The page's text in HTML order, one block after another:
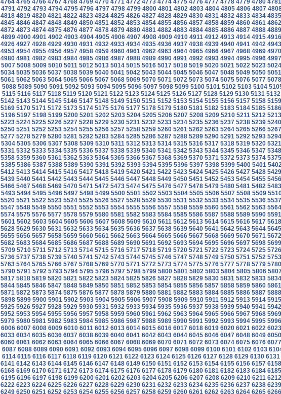
4764 4765 4766 4767 4768 4769 4770 4771 4772 4773 4774 4775 4776 4777 4778 4779 4780 4781
4791 4792 4793 4794 4795 4796 4797 4798 4799 4800 4801 4802 4803 4804 4805 4806 4807
4818 4819 4820 4821 4822 4823 4824 4825 4826 4827 4828 4829 4830 4831 4832 4833 4834 4835
4845 4846 4847 4848 4849 4850 4851 4852 4853 4854 4855 4856 4857 4858 4859 4860 4861 4862
4872 4873 4874 4875 4876 4877 4878 4879 4880 4881 4882 4883 4884 4885 4886 4887 4888 4889
4899 4900 4901 4902 4903 4904 4905 4906 4907 4908 4909 4910 4911 4912 4913 4914 4915 4916
4926 4927 4928 4929 4930 4931 4932 4933 4934 4935 4936 4937 4938 4939 4940 4941 4942 4943
4953 4954 4955 4956 4957 4958 4959 4960 4961 4962 4963 4964 4965 4966 4967 4968 4969 4970
4980 4981 4982 4983 4984 4985 4986 4987 4988 4989 4990 4991 4992 4993 4994 4995 4996 4997
5007 5008 5009 5010 5011 5012 5013 5014 5015 5016 5017 5018 5019 5020 5021 5022 5023 5024
5034 5035 5036 5037 5038 5039 5040 5041 5042 5043 5044 5045 5046 5047 5048 5049 5050 5051
5061 5062 5063 5064 5065 5066 5067 5068 5069 5070 5071 5072 5073 5074 5075 5076 5077 5078
5088 5089 5090 5091 5092 5093 5094 5095 5096 5097 5098 5099 5100 5101 5102 5103 5104
5115 5116 5117 5118 5119 5120 5121 5122 5123 5124 5125 5126 5127 5128 5129 5130 5131 5132
5142 5143 5144 5145 5146 5147 5148 5149 5150 5151 5152 5153 5154 5155 5156 5157 5158 5159
5169 5170 5171 5172 5173 5174 5175 5176 5177 5178 5179 5180 5181 5182 5183 5184 5185 5186
5196 5197 5198 5199 5200 5201 5202 5203 5204 5205 5206 5207 5208 5209 5210 5211 5212 5213
5223 5224 5225 5226 5227 5228 5229 5230 5231 5232 5233 5234 5235 5236 5237 5238 5239 5240
5250 5251 5252 5253 5254 5255 5256 5257 5258 5259 5260 5261 5262 5263 5264 5265 5266 5267
5277 5278 5279 5280 5281 5282 5283 5284 5285 5286 5287 5288 5289 5290 5291 5292 5293 5294
5304 5305 5306 5307 5308 5309 5310 5311 5312 5313 5314 5315 5316 5317 5318 5319 5320 5321
5331 5332 5333 5334 5335 5336 5337 5338 5339 5340 5341 5342 5343 5344 5345 5346 5347 5348
5358 5359 5360 5361 5362 5363 5364 5365 5366 5367 5368 5369 5370 5371 5372 5373 5374 5375
5385 5386 5387 5388 5389 5390 5391 5392 5393 5394 5395 5396 5397 5398 5399 5400 5401
5412 5413 5414 5415 5416 5417 5418 5419 5420 5421 5422 5423 5424 5425 5426 5427 5428 5429
5439 5440 5441 5442 5443 5444 5445 5446 5447 5448 5449 5450 5451 5452 5453 5454 5455 5456
5466 5467 5468 5469 5470 5471 5472 5473 5474 5475 5476 5477 5478 5479 5480 5481 5482 5483
5493 5494 5495 5496 5497 5498 5499 5500 5501 5502 5503 5504 5505 5506 5507 5508 5509
5520 5521 5522 5523 5524 5525 5526 5527 5528 5529 5530 5531 5532 5533 5534 5535 5536 5537
5547 5548 5549 5550 5551 5552 5553 5554 5555 5556 5557 5558 5559 5560 5561 5562 5563 5564
5574 5575 5576 5577 5578 5579 5580 5581 5582 5583 5584 5585 5586 5587 5588 5589 5590 5591
5601 5602 5603 5604 5605 5606 5607 5608 5609 5610 5611 5612 5613 5614 5615 5616 5617 5618
5628 5629 5630 5631 5632 5633 5634 5635 5636 5637 5638 5639 5640 5641 5642 5643 5644 5645
5655 5656 5657 5658 5659 5660 5661 5662 5663 5664 5665 5666 5667 5668 5669 5670 5671 5672
5682 5683 5684 5685 5686 5687 5688 5689 5690 5691 5692 5693 5694 5695 5696 5697 5698 5699
5709 5710 5711 5712 5713 5714 5715 5716 5717 5718 5719 5720 5721 5722 5723 5724 5725 5726
5736 5737 5738 5739 5740 5741 5742 5743 5744 5745 5746 5747 5748 5749 5750 5751 5752 5753
5763 5764 5765 5766 5767 5768 5769 5770 5771 5772 5773 5774 5775 5776 5777 5778 5779 5780
5790 5791 5792 5793 5794 5795 5796 5797 5798 5799 5800 5801 5802 5803 5804 5805 5806
5817 5818 5819 5820 5821 5822 5823 5824 5825 5826 5827 5828 5829 5830 5831 5832 5833 5834
5844 5845 5846 5847 5848 5849 5850 5851 5852 5853 5854 5855 5856 5857 5858 5859 5860 5861
5871 5872 5873 5874 5875 5876 5877 5878 5879 5880 5881 5882 5883 5884 5885 5886 5887 5888
5898 5899 5900 5901 5902 5903 5904 5905 5906 5907 5908 5909 5910 5911 5912 5913 5914 5915
5925 5926 5927 5928 5929 5930 5931 5932 5933 5934 5935 5936 5937 5938 5939 5940 5941 5942
5952 5953 5954 5955 5956 5957 5958 5959 5960 5961 5962 5963 5964 5965 5966 5967 5968 5969
5979 5980 5981 5982 5983 5984 5985 5986 5987 5988 5989 5990 5991 5992 5993 5994 5995 5996
6006 6007 6008 6009 6010 6011 6012 6013 6014 6015 6016 6017 6018 6019 6020 6021 6022 6023
6033 6034 6035 6036 6037 6038 6039 6040 6041 6042 6043 6044 6045 6046 6047 6048 6049 6050
6060 6061 6062 6063 6064 6065 6066 6067 6068 6069 6070 6071 6072 6073 6074 6075 6076 6077
6087 6088 6089 6090 6091 6092 6093 6094 6095 6096 6097 6098 6099 6100 6101 6102 6103
6114 6115 6116 6117 6118 6119 6120 6121 6122 6123 6124 6125 6126 6127 6128 6129 6130 6131
6141 6142 6143 6144 6145 6146 6147 6148 6149 6150 6151 6152 6153 6154 6155 6156 6157 6158
6168 6169 6170 6171 6172 6173 6174 6175 6176 6177 6178 6179 6180 6181 6182 6183 6184 6185
6195 6196 6197 6198 6199 6200 6201 6202 6203 6204 6205 6206 6207 6208 6209 6210 6211 6212
6222 6223 6224 6225 6226 6227 6228 6229 6230 6231 6232 6233 6234 6235 6236 6237 6238 6239
6249 6250 6251 6252 6253 6254 6255 6256 6257 6258 6259 6260 6261 6262 6263 6264 6265 6266